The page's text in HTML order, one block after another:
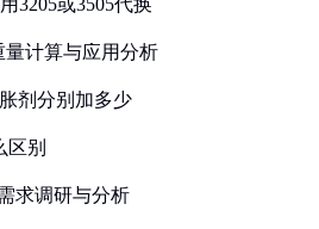
3205或3505代换
量计算与应用分析
剂分别加多少
区别
求调研与分析